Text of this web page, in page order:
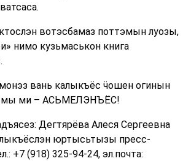
вотэсбамаз поттэмын луозы,
нимо кузьмаськон книга
вань калыкъёс ӵошен огинын
ми – АСЬМЕЛЭНЪЁС!
Дегтярёва Алеся Сергеевна
юртысьтызы пресс-
+7 (918) 325-94-24, эл.почта: